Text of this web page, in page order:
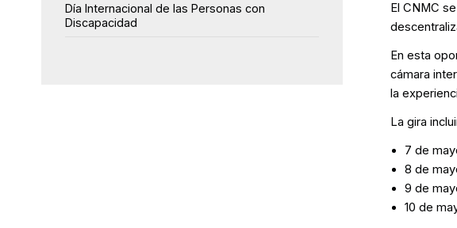
El CNMC
En esta
cámara
la
La gira
7 de
8 de
9 de
10 de
Día Internacional de las Personas con
Discapacidad